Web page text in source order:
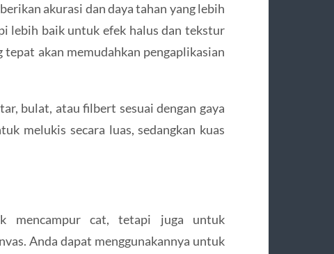
akurasi dan daya tahan yang lebih
lebih baik untuk efek halus dan tekstur
akan memudahkan pengaplikasian
bulat, atau filbert sesuai dengan gaya
melukis secara luas, sedangkan kuas
mencampur cat, tetapi juga untuk
Anda dapat menggunakannya untuk